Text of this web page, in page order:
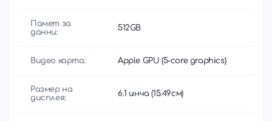
Памет за
данни:
512GB
Видео карта: Apple GPU (5-core graphics)
Размер на
дисплея:
6.1 инча (15.49см)